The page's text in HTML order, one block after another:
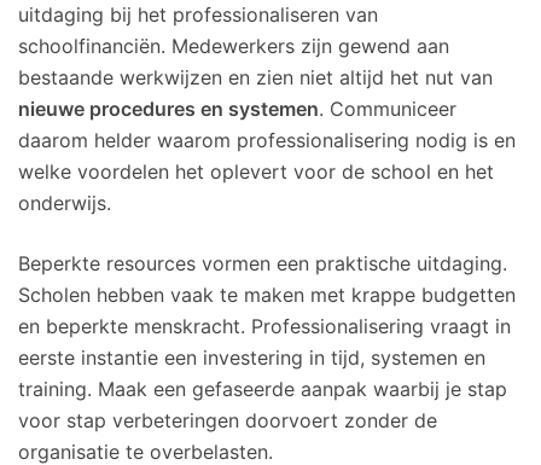
uitdaging bij het professionaliseren van
schoolfinanciën. Medewerkers zijn gewend aan
bestaande werkwijzen en zien niet altijd het nut van
nieuwe procedures en systemen. Communiceer
daarom helder waarom professionalisering nodig is en
welke voordelen het oplevert voor de school en het
onderwijs.
Beperkte resources vormen een praktische uitdaging.
Scholen hebben vaak te maken met krappe budgetten
en beperkte menskracht. Professionalisering vraagt in
eerste instantie een investering in tijd, systemen en
training. Maak een gefaseerde aanpak waarbij je stap
voor stap verbeteringen doorvoert zonder de
organisatie te overbelasten.